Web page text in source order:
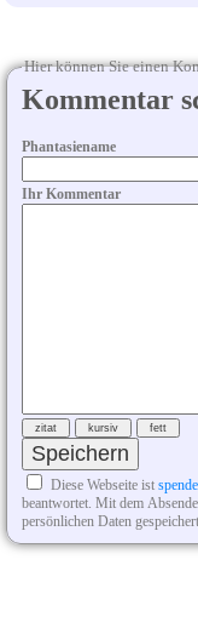
Hier können Sie einen
Kommentar
Phantasiename
Ihr Kommentar
Diese Webseite ist
beantwortet. Mit dem
persönlichen Daten